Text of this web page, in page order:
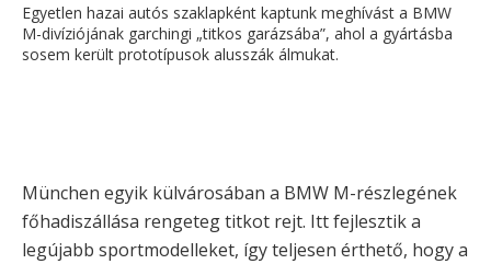
Egyetlen hazai autós szaklapként kaptunk meghívást a BMW
M-divíziójának garchingi „titkos garázsába”, ahol a gyártásba
sosem került prototípusok alusszák álmukat.
München egyik külvárosában a BMW M-részlegének
főhadiszállása rengeteg titkot rejt. Itt fejlesztik a
legújabb sportmodelleket, így teljesen érthető, hogy a